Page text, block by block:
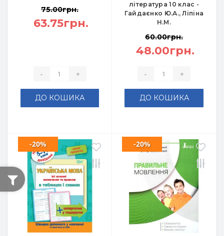
75.00грн.
63.75грн.
- +
ДО КОШИКА
література 10 клас -
Гайдаєнко Ю.А., Ліпіна
Н.М.
60.00грн.
48.00грн.
- +
ДО КОШИКА
-20% -20%